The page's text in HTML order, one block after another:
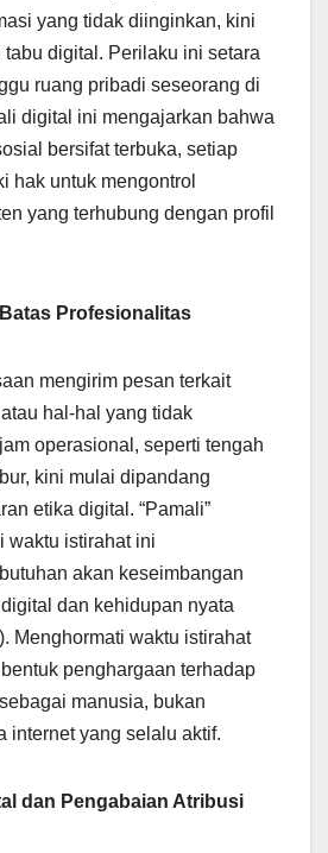
yang tidak diinginkan, kini
digital. Perilaku ini setara
ruang pribadi seseorang di
digital ini mengajarkan bahwa
bersifat terbuka, setiap
hak untuk mengontrol
yang terhubung dengan profil
Profesionalitas
mengirim pesan terkait
hal-hal yang tidak
operasional, seperti tengah
kini mulai dipandang
etika digital. “Pamali”
waktu istirahat ini
akan keseimbangan
dan kehidupan nyata
). Menghormati waktu istirahat
penghargaan terhadap
manusia, bukan
internet yang selalu aktif.
dan Pengabaian Atribusi